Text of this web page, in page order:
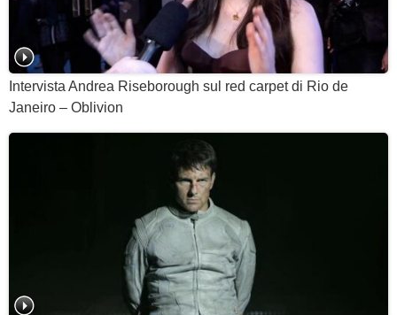
Intervista Andrea Riseborough sul red carpet di Rio de
Janeiro – Oblivion